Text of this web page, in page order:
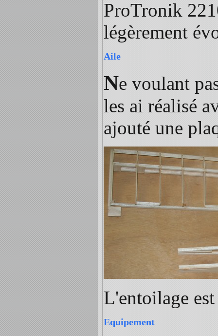
ProTronik
légèrement
Aile
Ne voulant
les ai réalisé
ajouté une
L'entoilage
Equipement